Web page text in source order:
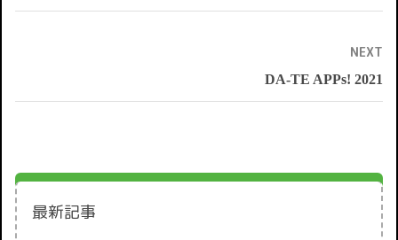
ー
NEXT
post:
DA-TE APPs! 2021
最新記事